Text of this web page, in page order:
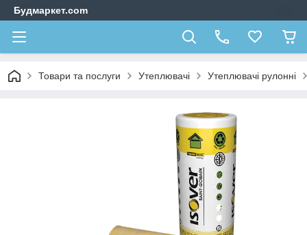
Будмаркет.com
Товари та послуги Утеплювачі Утеплювачі рулонні